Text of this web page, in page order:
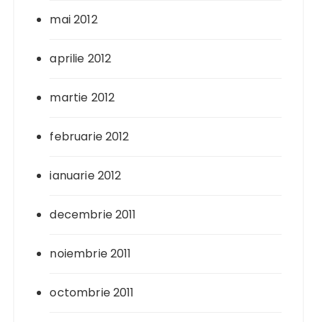
mai 2012
aprilie 2012
martie 2012
februarie 2012
ianuarie 2012
decembrie 2011
noiembrie 2011
octombrie 2011